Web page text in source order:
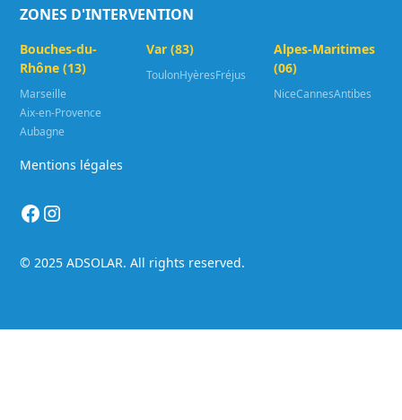
ZONES D'INTERVENTION
Bouches-du-
Rhône (13)
Marseille
Aix-en-Provence
Aubagne
Var (83)
ToulonHyèresFréjus
Alpes-Maritimes
(06)
NiceCannesAntibes
© 2025 ADSOLAR. All rights reserved.
Mentions légales